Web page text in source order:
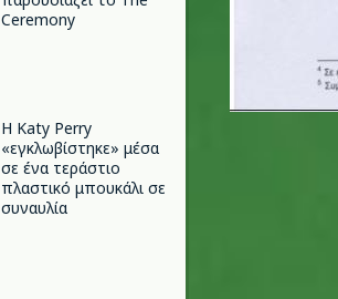
Ceremony
H Katy Perry
«εγκλωβίστηκε» μέσα
σε ένα τεράστιο
πλαστικό μπουκάλι σε
συναυλία